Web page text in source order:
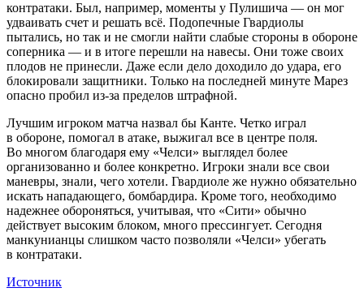
контратаки. Был, например, моменты у Пулишича — он мог
удваивать счет и решать всё. Подопечные Гвардиолы
пытались, но так и не смогли найти слабые стороны в обороне
соперника — и в итоге перешли на навесы. Они тоже своих
плодов не принесли. Даже если дело доходило до удара, его
блокировали защитники. Только на последней минуте Марез
опасно пробил из-за пределов штрафной.
Лучшим игроком матча назвал бы Канте. Четко играл
в обороне, помогал в атаке, выжигал все в центре поля.
Во многом благодаря ему «Челси» выглядел более
организованно и более конкретно. Игроки знали все свои
маневры, знали, чего хотели. Гвардиоле же нужно обязательно
искать нападающего, бомбардира. Кроме того, необходимо
надежнее обороняться, учитывая, что «Сити» обычно
действует высоким блоком, много прессингует. Сегодня
манкунианцы слишком часто позволяли «Челси» убегать
в контратаки.
Источник